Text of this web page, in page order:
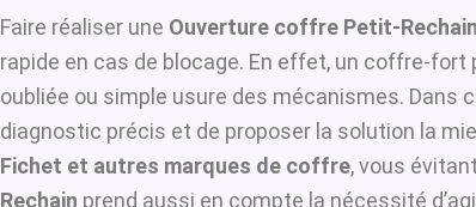
Faire réaliser une Ouverture coffre Petit-Rechain
rapide en cas de blocage. En effet, un coffre-
oubliée ou simple usure des mécanismes. Dans
diagnostic précis et de proposer la solution la
Fichet et autres marques de coffre, vous
Rechain prend aussi en compte la nécessité